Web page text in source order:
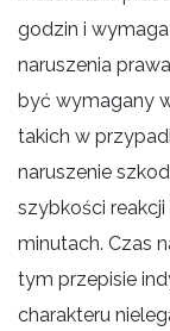
godzin i wymaga
naruszenia
być wymagany
takich w
naruszenie
szybkości
minutach. Czas
tym przepisie
charakteru